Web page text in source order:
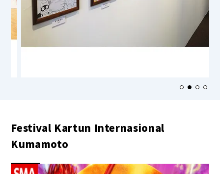
Festival Kartun Internasional
Kumamoto